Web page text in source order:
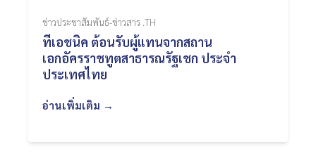
ข่าวประชาสัมพันธ์-ข่าวสาร .TH
ทีเอชนิค ต้อนรับผู้แทนจากสถาน
เอกอัครราชทูตสาธารณรัฐเชก ประจำ
ประเทศไทย
อ่านเพิ่มเติม →